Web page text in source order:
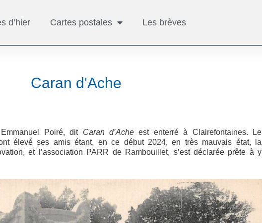
d’hier Cartes postales Les brèves
Caran d'Ache
Poiré, dit Caran d’Acheest enterré à Clairefontaines. Le
élevé ses amis étant, en ce début 2024, en très mauvais état, la
et l’association PARR de Rambouillet, s’est déclarée prête à y